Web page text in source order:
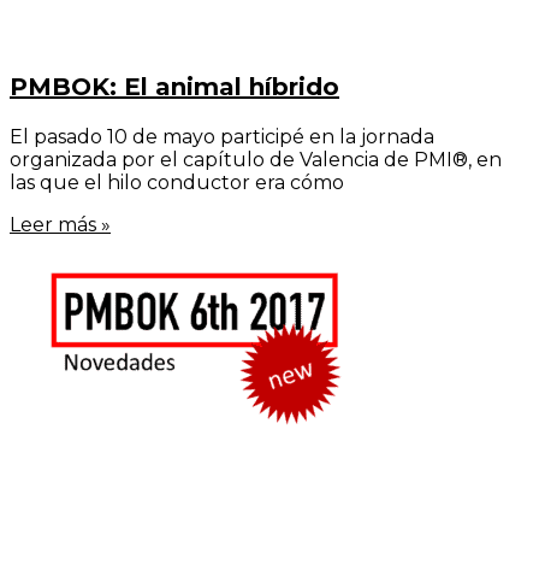
PMBOK: El animal híbrido
El pasado 10 de mayo participé en la jornada
organizada por el capítulo de Valencia de PMI®, en
las que el hilo conductor era cómo
Leer más »